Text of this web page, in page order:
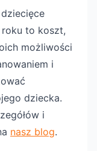
to koszt,
możliwości
i
dziecka.
i
nasz blog.